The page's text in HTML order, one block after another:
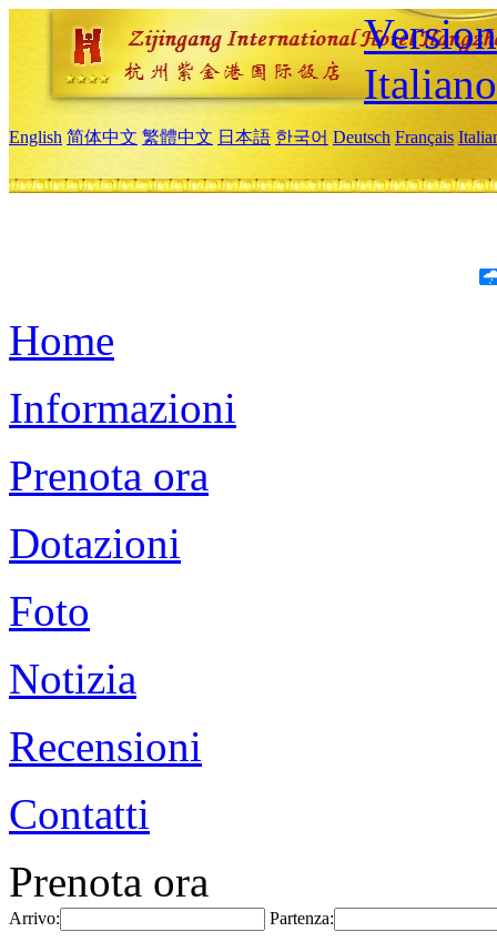
Italiano
English 简体中文 繁體中文 日本語 한국어 Deutsch Français
Home
Informazioni
Prenota ora
Dotazioni
Foto
Notizia
Recensioni
Contatti
Prenota ora
Arrivo: Partenza: